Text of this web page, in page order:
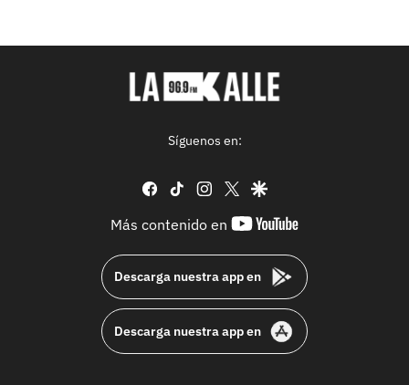
Síguenos en:
facebook
tiktok instagram
twittergoogle
Más contenido en
youtube-
Descarga nuestra app en
Descarga nuestra app en